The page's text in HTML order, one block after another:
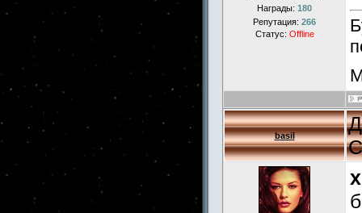
Награды: 180
Репутация: 266
Статус: Offline
basil